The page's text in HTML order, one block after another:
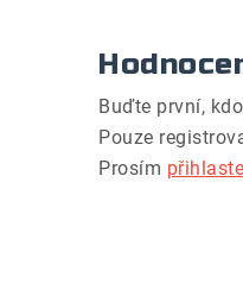
Buďte první,
Pouze
Prosím